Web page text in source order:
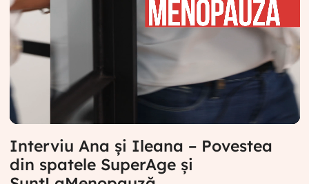
Contul meu
Interviu Ana și Ileana – Povestea
din spatele SuperAge și